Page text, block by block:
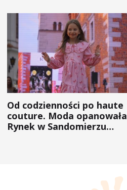
Od codzienności po haute
couture. Moda opanowała
Rynek w Sandomierzu